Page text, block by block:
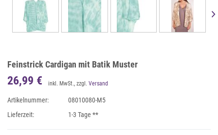
Feinstrick Cardigan mit Batik Muster
26,99 € inkl. MwSt., zzgl. Versand
Artikelnummer:
08010080-M5
Lieferzeit:
1-3 Tage **